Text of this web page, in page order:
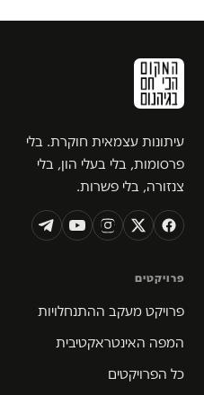
עיתונות עצמאית חוקרת. בלי
פרסומות, בלי בעלי הון, בלי
צנזורה, בלי פשרות.
פרויקטים
פרויקט מעקב ההתנחלויות
המפה האינטראקטיבית
כל הפרויקטים